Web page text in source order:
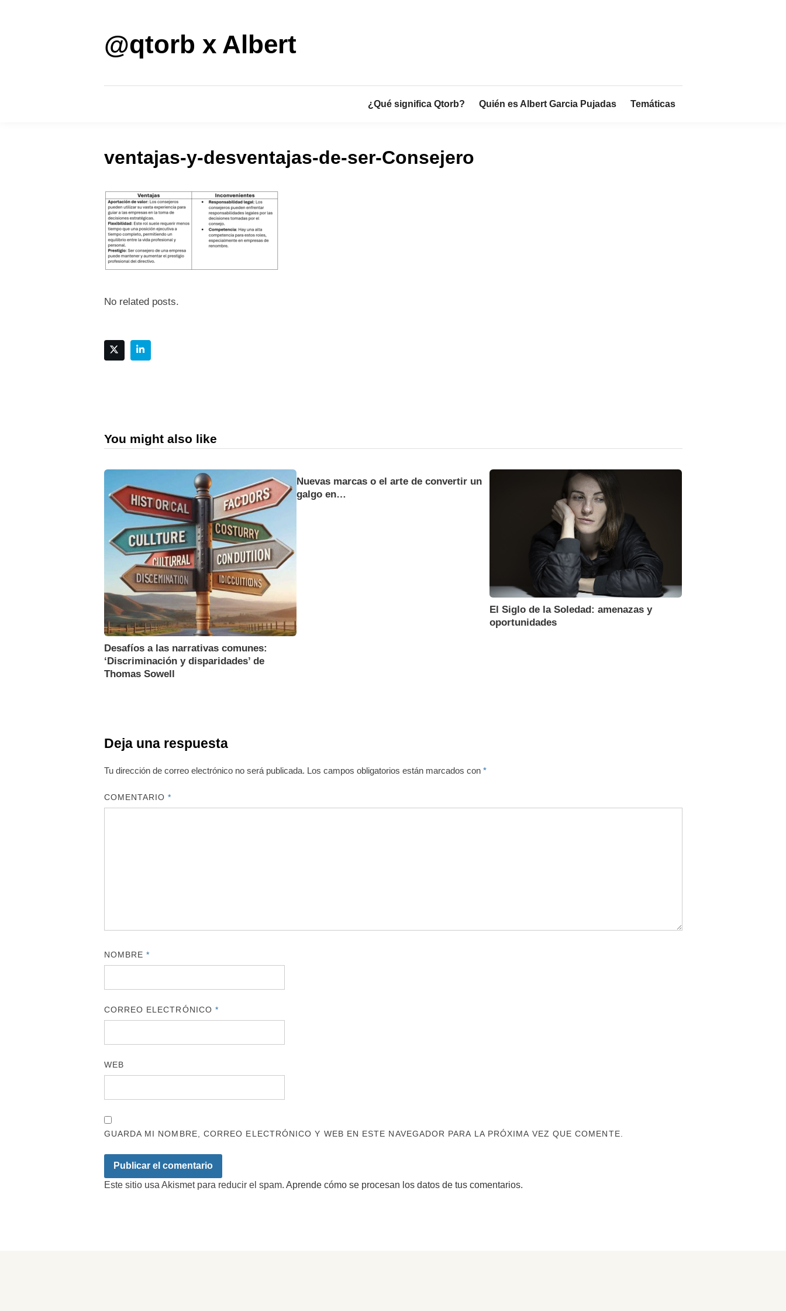
@qtorb x Albert
¿Qué significa Qtorb? Quién es Albert Garcia Pujadas Temáticas
ventajas-y-desventajas-de-ser-Consejero
No related posts.
You might also like
Desafíos a las narrativas comunes:
‘Discriminación y disparidades’ de
Thomas Sowell
Nuevas marcas o el arte de convertir un
galgo en…
El Siglo de la Soledad: amenazas y
oportunidades
Deja una respuesta
Tu dirección de correo electrónico no será publicada. Los campos obligatorios están marcados con *
COMENTARIO*
NOMBRE*
CORREO ELECTRÓNICO *
WEB
GUARDA MI NOMBRE, CORREO ELECTRÓNICO Y WEB EN ESTE NAVEGADOR PARA LA PRÓXIMA VEZ QUE COMENTE.
Este sitio usa Akismet para reducir el spam. Aprende cómo se procesan los datos de tus comentarios.